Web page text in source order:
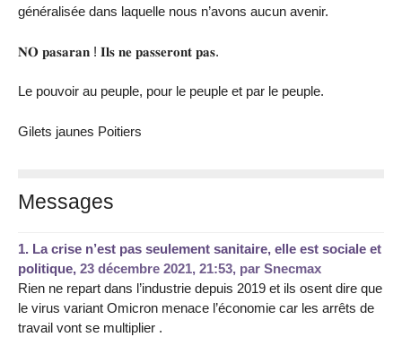
généralisée dans laquelle nous n’avons aucun avenir.
𝐍𝐎 𝐩𝐚𝐬𝐚𝐫𝐚𝐧 ! 𝐈𝐥𝐬 𝐧𝐞 𝐩𝐚𝐬𝐬𝐞𝐫𝐨𝐧𝐭 𝐩𝐚𝐬.
Le pouvoir au peuple, pour le peuple et par le peuple.
Gilets jaunes Poitiers
Messages
1. La crise n’est pas seulement sanitaire, elle est sociale et
politique, 23 décembre 2021, 21:53, par Snecmax
Rien ne repart dans l’industrie depuis 2019 et ils osent dire que
le virus variant Omicron menace l’économie car les arrêts de
travail vont se multiplier .